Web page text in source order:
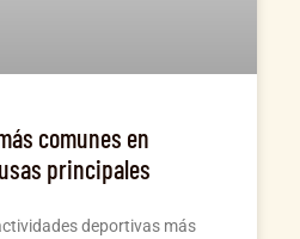
comunes en
principales
deportivas más